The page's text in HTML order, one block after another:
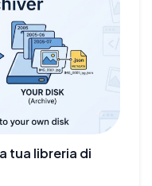
tua libreria di